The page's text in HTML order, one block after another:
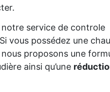
service de controle
vous possédez une
proposons une
ainsi qu’une